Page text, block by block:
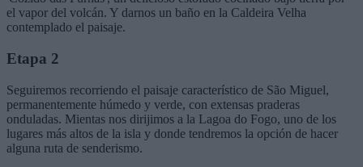
el vapor del volcán. Y darnos un baño en la Caldeira Velha
contemplado el paisaje.
Etapa 2
Seguiremos recorriendo el paisaje característico de São Miguel,
permanentemente húmedo y verde, con extensas praderas
onduladas. Mientas nos dirijimos a la Lagoa do Fogo, uno de los
lugares más altos de la isla y donde tendremos la opción de hacer
alguna ruta de senderismo.